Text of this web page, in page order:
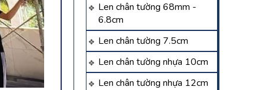
Len chân tường 68mm -
6.8cm
Len chân tường 7.5cm
Len chân tường nhựa 10cm
Len chân tường nhựa 12cm